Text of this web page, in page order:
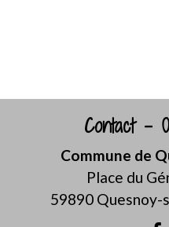
Contact -
Commune de
Place du
59890 Quesnoy-